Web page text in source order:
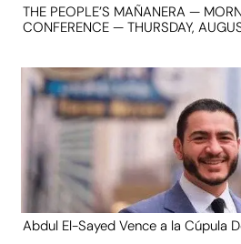
THE PEOPLE’S MAÑANERA —
CONFERENCE — THURSDAY,
Abdul El-Sayed Vence a la Cúpula